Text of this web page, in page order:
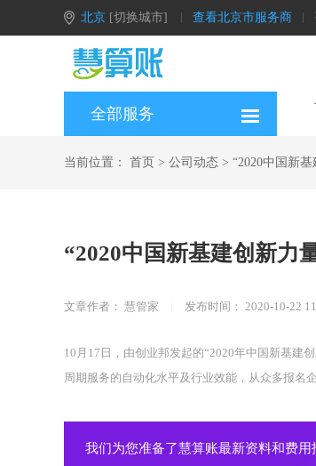
北京 [切换城市] 查看北京市服务商
全部服务
当前位置： 首页 > 公司动态 > “2020中国新
“2020中国新基建创新力
文章作者： 慧管家 发布时间： 2020-10-22
10月17日，由创业邦发起的“2020年中国新基建
周期服务的自动化水平及行业效能，从众多报名
我们为您准备了慧算账最新资料和费